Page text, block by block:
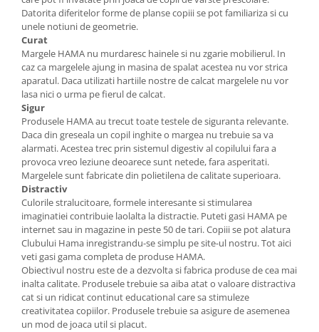
Datorita diferitelor forme de planse copiii se pot familiariza si cu
unele notiuni de geometrie.
Curat
Margele HAMA nu murdaresc hainele si nu zgarie mobilierul. In
caz ca margelele ajung in masina de spalat acestea nu vor strica
aparatul. Daca utilizati hartiile nostre de calcat margelele nu vor
lasa nici o urma pe fierul de calcat.
Sigur
Produsele HAMA au trecut toate testele de siguranta relevante.
Daca din greseala un copil inghite o margea nu trebuie sa va
alarmati. Acestea trec prin sistemul digestiv al copilului fara a
provoca vreo leziune deoarece sunt netede, fara asperitati.
Margelele sunt fabricate din polietilena de calitate superioara.
Distractiv
Culorile stralucitoare, formele interesante si stimularea
imaginatiei contribuie laolalta la distractie. Puteti gasi HAMA pe
internet sau in magazine in peste 50 de tari. Copiii se pot alatura
Clubului Hama inregistrandu-se simplu pe site-ul nostru. Tot aici
veti gasi gama completa de produse HAMA.
Obiectivul nostru este de a dezvolta si fabrica produse de cea mai
inalta calitate. Produsele trebuie sa aiba atat o valoare distractiva
cat si un ridicat continut educational care sa stimuleze
creativitatea copiilor. Produsele trebuie sa asigure de asemenea
un mod de joaca util si placut.